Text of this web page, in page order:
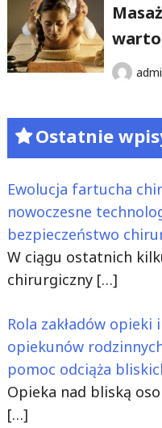
warto
Ostatnie
Ewolucja fartucha
nowoczesne
bezpieczeństwo
W ciągu ostatnich
chirurgiczny […]
Rola zakładów opieki
opiekunów
pomoc odciąża
Opieka nad bliską
[…]